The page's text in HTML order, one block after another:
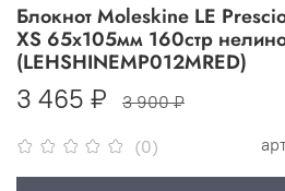
(0)
Блокнот Moleskine LE
XS 65х105мм 160стр
(LEHSHINEMP012MRED)
3 465 ₽ 3 900 ₽